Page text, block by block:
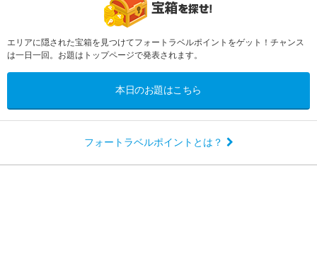
エリアに隠された宝箱を見つけてフォートラベルポイントをゲット！チャンス
は一日一回。お題はトップページで発表されます。
本日のお題はこちら
フォートラベルポイントとは？